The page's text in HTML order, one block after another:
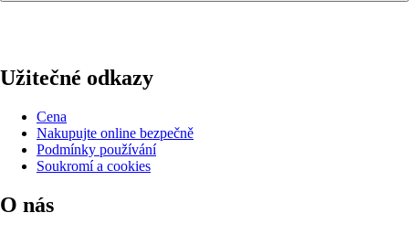
Užitečné odkazy
Cena
Nakupujte online bezpečně
Podmínky používání
Soukromí a cookies
O nás